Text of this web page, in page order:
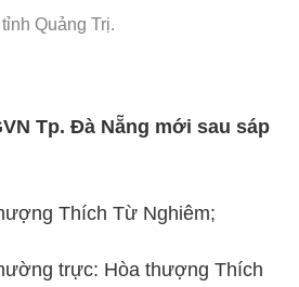
tỉnh Quảng Trị.
Tp. Đà Nẵng mới sau sáp
Thích Từ Nghiêm;
trực: Hòa thượng Thích